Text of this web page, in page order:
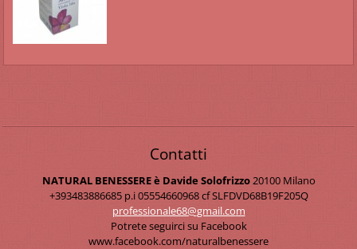
Contatti
NATURAL BENESSERE è Davide Solofrizzo20100 Milano
+393483886685 p.i 05554660968 cf SLFDVD68B19F205Q
professionale68@gmail.com
Potrete seguirci su Facebook
www.facebook.com/naturalbenessere